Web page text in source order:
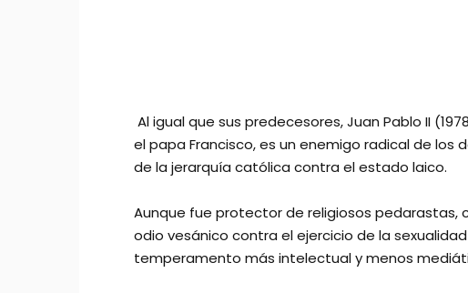
Al igual que sus predecesores, Juan Pablo II
el papa Francisco, es un enemigo radical de los
de la jerarquía católica contra el estado laico.
Aunque fue protector de religiosos pedarastas,
odio vesánico contra el ejercicio de la
temperamento más intelectual y menos